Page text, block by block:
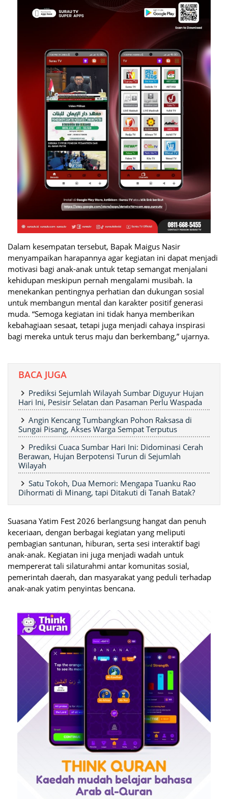
Dalam kesempatan tersebut, Bapak Maigus Nasir
menyampaikan harapannya agar kegiatan ini dapat menjadi
motivasi bagi anak-anak untuk tetap semangat menjalani
kehidupan meskipun pernah mengalami musibah. Ia
menekankan pentingnya perhatian dan dukungan sosial
untuk membangun mental dan karakter positif generasi
muda. “Semoga kegiatan ini tidak hanya memberikan
kebahagiaan sesaat, tetapi juga menjadi cahaya inspirasi
bagi mereka untuk terus maju dan berkembang,” ujarnya.
BACA JUGA
Prediksi Sejumlah Wilayah Sumbar Diguyur Hujan
Hari Ini, Pesisir Selatan dan Pasaman Perlu Waspada
Angin Kencang Tumbangkan Pohon Raksasa di
Sungai Pisang, Akses Warga Sempat Terputus
Prediksi Cuaca Sumbar Hari Ini: Didominasi Cerah
Berawan, Hujan Berpotensi Turun di Sejumlah
Wilayah
Satu Tokoh, Dua Memori: Mengapa Tuanku Rao
Dihormati di Minang, tapi Ditakuti di Tanah Batak?
Suasana Yatim Fest 2026 berlangsung hangat dan penuh
keceriaan, dengan berbagai kegiatan yang meliputi
pembagian santunan, hiburan, serta sesi interaktif bagi
anak-anak. Kegiatan ini juga menjadi wadah untuk
mempererat tali silaturahmi antar komunitas sosial,
pemerintah daerah, dan masyarakat yang peduli terhadap
anak-anak yatim penyintas bencana.